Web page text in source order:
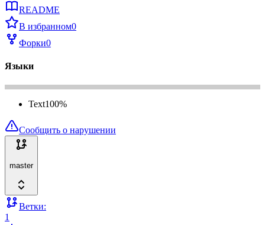
README
В избранном0
Форки0
Языки
Text100%
Сообщить о нарушении
master
Ветки:
1